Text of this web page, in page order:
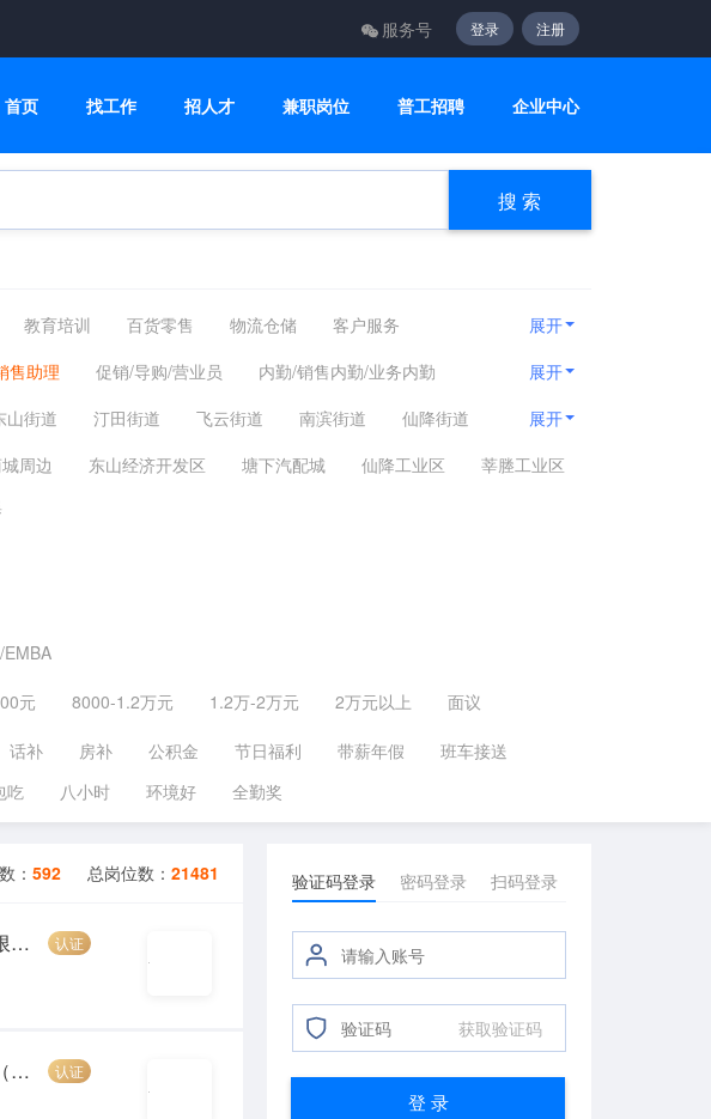
服务号 登录 注册
首页 找工作 招人才 兼职岗位 普工招聘 企业中心
搜 索
教育培训 百货零售 物流仓储
客户服务
健 企业高管 网络硬件 电子通讯
广告媒介
工 农林牧渔 暑期工
展开
售助理 促销/导购/营业员
内勤/销售内勤/业务内勤
售经理 分销经理 市场部主管
市场调研/业务分析
展/合作 促销/礼仪专员 公关经理
展开
山街道 汀田街道 飞云街道 南滨街道
仙降街道
镇 林川镇 曹村镇 平阳坑镇 芳庄乡
北麂乡
展开
周边 东山经济开发区 塘下汽配城 仙降工业区
莘塍工业区
EMBA
元 8000-1.2万元 1.2万-2万元 2万元以上
面议
话补 房补 公积金 节日福利 带薪年假
班车接送
吃 八小时 环境好 全勤奖
：592 总岗位数：21481
瑞安市君御餐饮管理有限公司 认证
中国人寿瑞安市支公司（创优） 认证
验证码登录 密码登录 扫码登录
获取验证码
登 录